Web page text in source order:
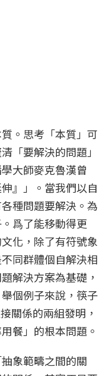
。思考「本質」可
「要解決的問題」
大師麥克魯漢曾
』」。當我們以自
種問題要解決。為
爲了能移動得更
化，除了有符號象
同群體個自解決相
解決方案為基礎，
個例子來說，筷子
關係的兩組發明，
餐」的根本問題。
象範疇之間的關